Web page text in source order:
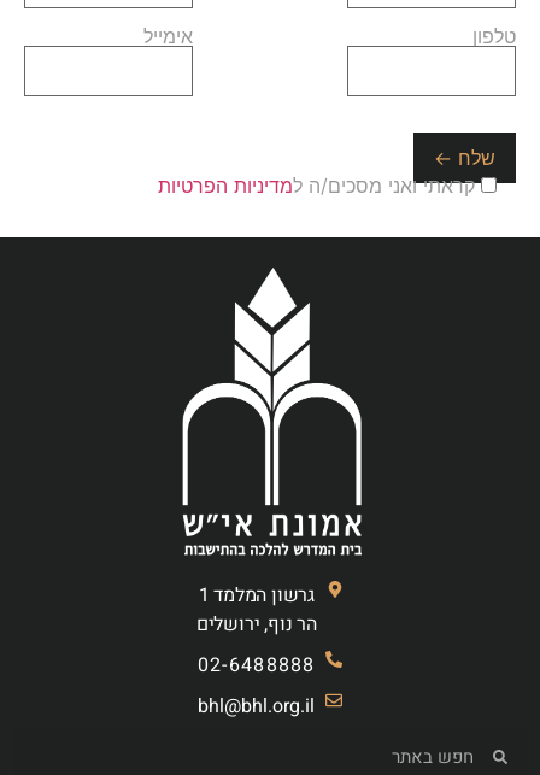
טלפון אימייל
קראתי ואני מסכים/ה למדיניות הפרטיות
גרשון המלמד 1
הר נוף, ירושלים
02-6488888
bhl@bhl.org.il